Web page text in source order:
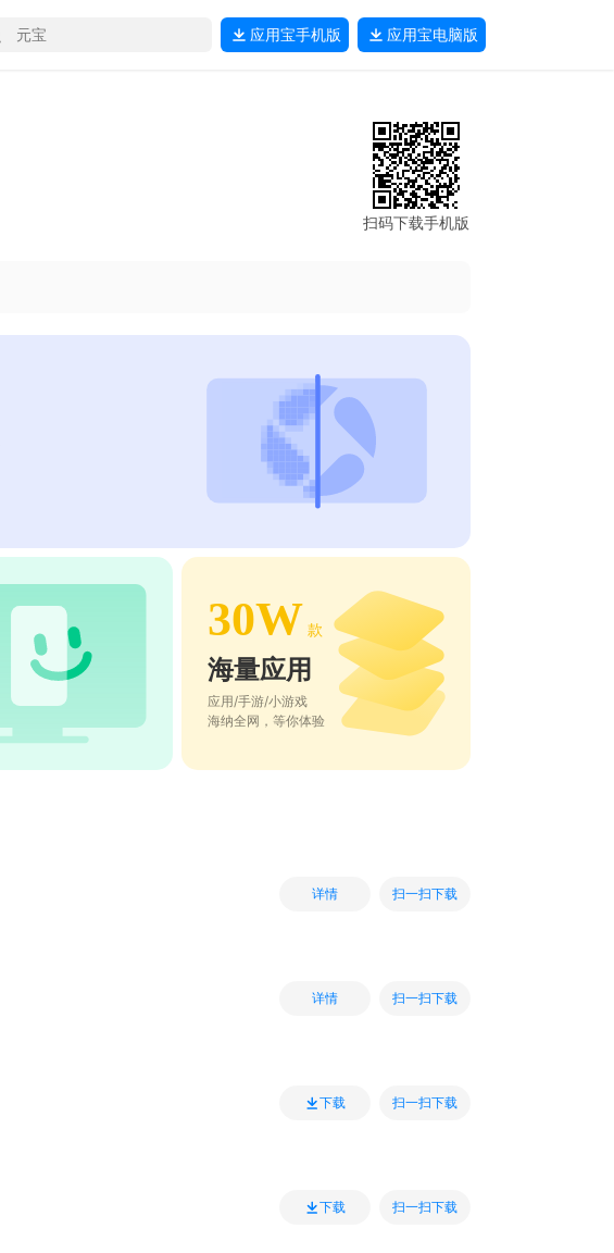
应用宝手机版 应用宝电脑版
扫码下载手机版
30W 款
海量应用
应用/手游/小游戏
海纳全网，等你体验
详情 扫一扫下载
详情 扫一扫下载
下载 扫一扫下载
下载 扫一扫下载